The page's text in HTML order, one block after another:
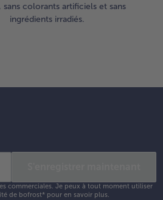
sans colorants artificiels et sans
ingrédients irradiés.
commerciales. Je peux à tout moment utiliser
de bofrost* pour en savoir plus.